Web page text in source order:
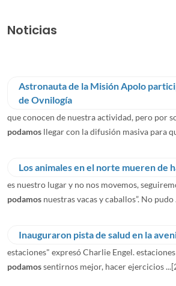
Noticias
Astronauta de la Misión Apolo
de Ovnilogía
que conocen de nuestra actividad, pero por
podamos llegar con la difusión masiva para
Los animales en el norte mueren de
es nuestro lugar y no nos movemos,
podamos nuestras vacas y caballos”. No pudo
Inauguraron pista de salud en la
estaciones" expresó Charlie Engel.
podamossentirnos mejor, hacer ejercicios ...